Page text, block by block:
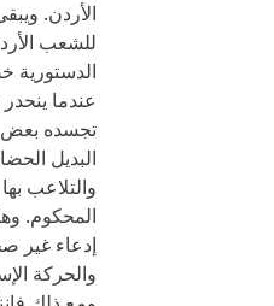
الأردن.
للشعب
الدستورية
عندما
تجسده بعض
البديل
والتلاعب
المحكوم.
إدعاء غير
والحركة